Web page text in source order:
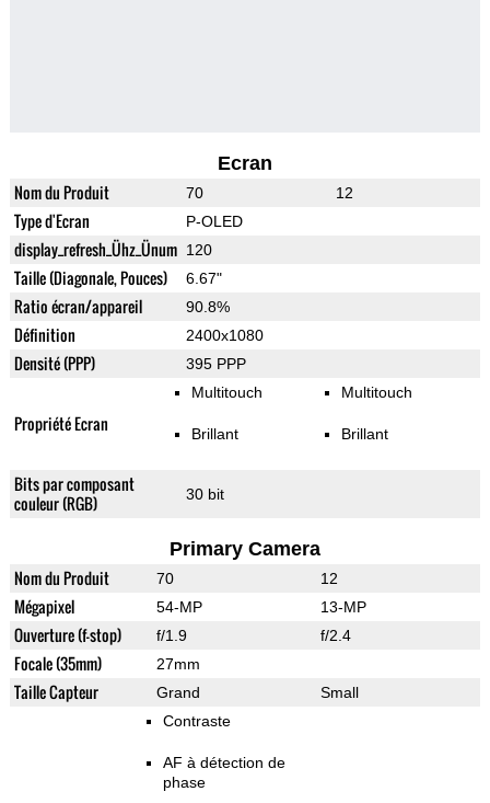
Ecran
Nom du Produit 70 12
Type d'Ecran P-OLED
display_refresh_Ühz_Ünum 120
Taille (Diagonale, Pouces) 6.67"
Ratio écran/appareil 90.8%
Définition 2400x1080
Densité (PPP) 395 PPP
Propriété Ecran
Multitouch
Brillant
Multitouch
Brillant
Bits par composant
couleur (RGB)
30 bit
Primary Camera
Nom du Produit 70 12
Mégapixel 54-MP 13-MP
Ouverture (f-stop) f/1.9 f/2.4
Focale (35mm) 27mm
Taille Capteur Grand Small
Contraste
AF à détection de
phase